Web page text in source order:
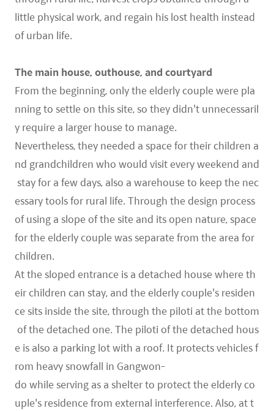
little physical work, and regain his lost health instead
of urban life.
The main house, outhouse, and courtyard
From the beginning, only the elderly couple were pla
nning to settle on this site, so they didn't unnecessaril
y require a larger house to manage.
Nevertheless, they needed a space for their children a
nd grandchildren who would visit every weekend and
stay for a few days, also a warehouse to keep the nec
essary tools for rural life. Through the design process
of using a slope of the site and its open nature, space
for the elderly couple was separate from the area for
children.
At the sloped entrance is a detached house where th
eir children can stay, and the elderly couple's residen
ce sits inside the site, through the piloti at the bottom
of the detached one. The piloti of the detached hous
e is also a parking lot with a roof. It protects vehicles f
rom heavy snowfall in Gangwon-
do while serving as a shelter to protect the elderly co
uple's residence from external interference. Also, at t